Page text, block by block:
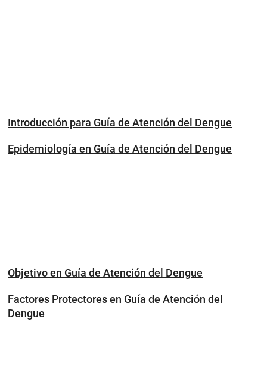
Introducción para Guía de Atención del Dengue
Epidemiología en Guía de Atención del Dengue
Objetivo en Guía de Atención del Dengue
Factores Protectores en Guía de Atención del
Dengue